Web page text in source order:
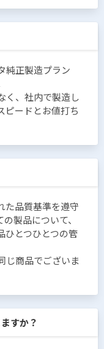
純正製造プラン
く、社内で製造し
ピードとお値打ち
た品質基準を遵守
製品について、
ひとつひとつの管
じ商品でございま
すか？